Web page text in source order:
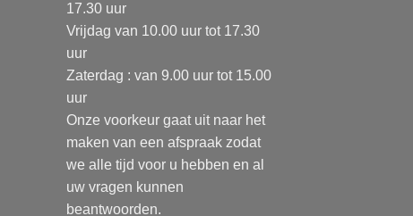
17.30 uur
Vrijdag van 10.00 uur tot 17.30
uur
Zaterdag : van 9.00 uur tot 15.00
uur
Onze voorkeur gaat uit naar het
maken van een afspraak zodat
we alle tijd voor u hebben en al
uw vragen kunnen
beantwoorden.